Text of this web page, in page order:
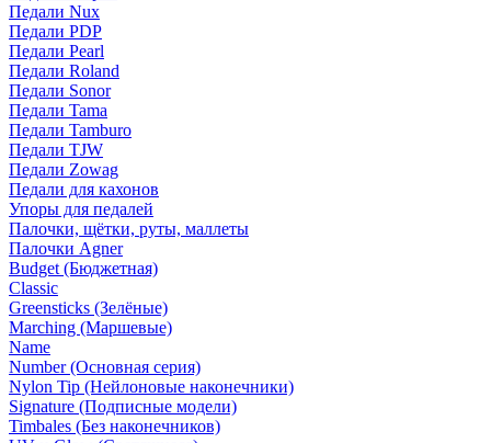
Педали Nux
Педали PDP
Педали Pearl
Педали Roland
Педали Sonor
Педали Tama
Педали Tamburo
Педали TJW
Педали Zowag
Педали для кахонов
Упоры для педалей
Палочки, щётки, руты, маллеты
Палочки Agner
Budget (Бюджетная)
Classic
Greensticks (Зелёные)
Marching (Маршевые)
Name
Number (Основная серия)
Nylon Tip (Нейлоновые наконечники)
Signature (Подписные модели)
Timbales (Без наконечников)